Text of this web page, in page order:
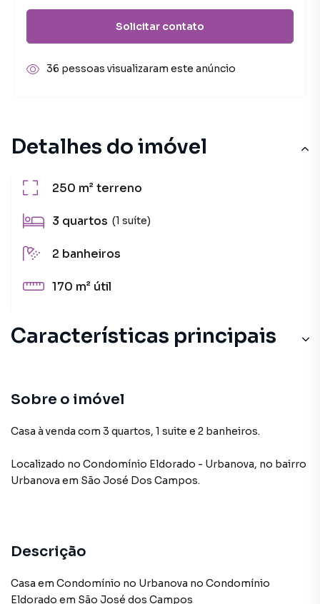
Detalhes do imóvel
250 m²terreno
3 quartos (1 suíte)
2 banheiros
170 m² útil
Características principais
Sobre o imóvel
Casa à venda com 3 quartos, 1 suite e 2 banheiros.
Localizado no Condomínio Eldorado - Urbanova, no bairro
Urbanova em São José Dos Campos.
Descrição
Casa em Condomínio no Urbanova no Condomínio
Eldorado em São José dos Campos
Solicitar contato
36 pessoas visualizaram este anúncio